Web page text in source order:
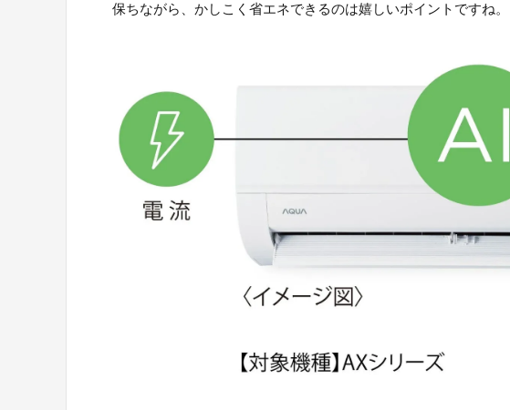
保ちながら、かしこく省エネできるのは嬉しいポイントですね。